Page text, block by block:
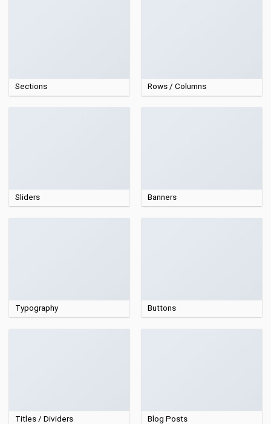
Sections Rows / Columns
Sliders Banners
Typography Buttons
Titles / Dividers Blog Posts